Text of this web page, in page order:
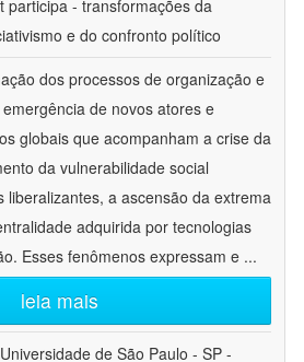
participa - transformações da
e do confronto político
dos processos de organização e
de novos atores e
globais que acompanham a crise da
da vulnerabilidade social
liberalizantes, a ascensão da extrema
adquirida por tecnologias
Esses fenômenos expressam e ...
leia mais
Universidade de São Paulo - SP -